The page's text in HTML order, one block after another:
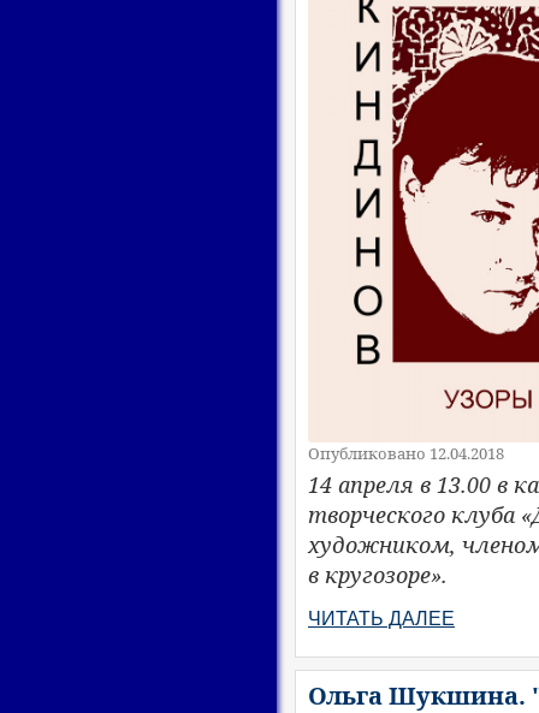
Опубликовано 12.04.2018
14 апреля в 13.00 в
творческого клуба
художником,
в кругозоре».
ЧИТАТЬ ДАЛЕЕ
Ольга Шукшина.